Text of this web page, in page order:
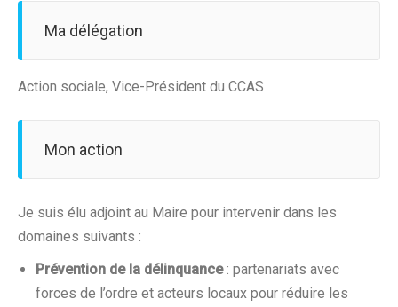
Ma délégation
Action sociale, Vice-Président du CCAS
Mon action
Je suis élu adjoint au Maire pour intervenir dans les
domaines suivants :
Prévention de la délinquance: partenariats avec
forces de l’ordre et acteurs locaux pour réduire les